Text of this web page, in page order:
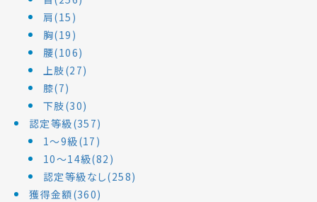
肩(15)
胸(19)
腰(106)
上肢(27)
膝(7)
下肢(30)
認定等級(357)
1～9級(17)
10～14級(82)
認定等級なし(258)
獲得金額(360)